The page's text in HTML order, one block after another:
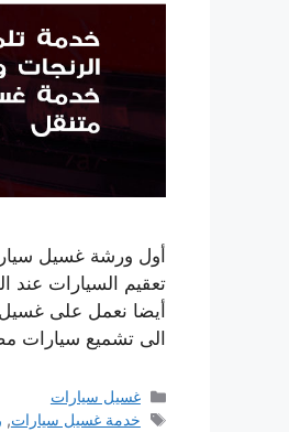
أول ورشة غسيل
تعقيم السيارات
أيضا نعمل على غسيل
الى تشميع سيارات
التصنيفات
غسيل سيارات
الوسوم
خدمة غسيل سيارات,